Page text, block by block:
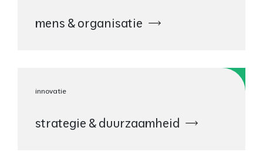
mens & organisatie
innovatie
strategie & duurzaamheid